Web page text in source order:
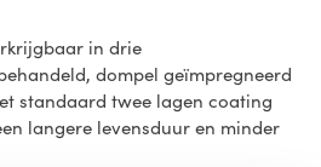
in drie
dompel geïmpregneerd
standaard twee lagen coating
langere levensduur en minder